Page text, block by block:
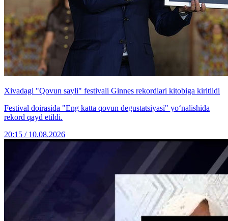
Xivadagi "Qovun sayli" festivali Ginnes rekordlari kitobiga kiritildi
Festival doirasida "Eng katta qovun degustatsiyasi" yoʻnalishida
rekord qayd etildi.
20:15 / 10.08.2026